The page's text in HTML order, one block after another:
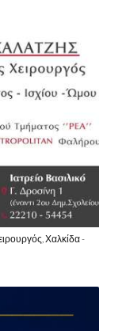
Χαλκίδα -